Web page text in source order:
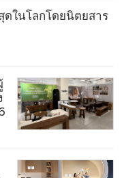
ในโลกโดยนิตยสาร